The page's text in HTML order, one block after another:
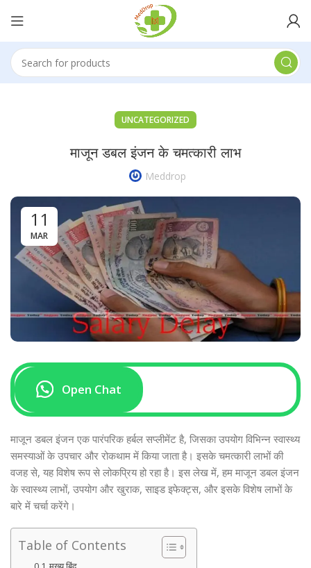
UNCATEGORIZED
माजून डबल इंजन के चमत्कारी लाभ
Meddrop
11
MAR
Open Chat
माजून डबल इंजन एक पारंपरिक हर्बल सप्लीमेंट है, जिसका उपयोग विभिन्न स्वास्थ्य
समस्याओं के उपचार और रोकथाम में किया जाता है। इसके चमत्कारी लाभों की
वजह से, यह विशेष रूप से लोकप्रिय हो रहा है। इस लेख में, हम माजून डबल इंजन
के स्वास्थ्य लाभों, उपयोग और खुराक, साइड इफेक्ट्स, और इसके विशेष लाभों के
बारे में चर्चा करेंगे।
Table of Contents